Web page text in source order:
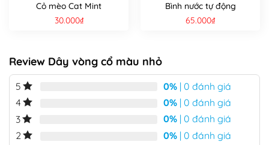
Cỏ mèo Cat Mint
30.000₫
Bình nước tự động
65.000₫
Review Dây vòng cổ màu nhỏ
5 0% | 0 đánh giá
4
0% | 0 đánh giá
3
0% | 0 đánh giá
2
0% | 0 đánh giá